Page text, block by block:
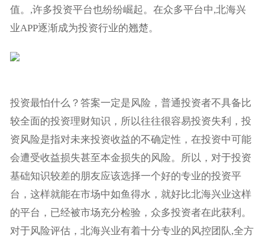
值。,许多投资平台也纷纷崛起。在众多平台中,北海兴
业APP逐渐成为投资行业的翘楚。
投资最怕什么？答案一定是风险，普通投资者不具备比
较全面的投资理财知识，所以往往很容易投资失利，投
资风险是指对未来投资收益的不确定性，在投资中可能
会遭受收益损失甚至本金损失的风险。所以，对于投资
基础知识较差的朋友应该选择一个好的专业的投资平
台，这样就能在市场中如鱼得水，就好比北海兴业这样
的平台，已经被市场充分检验，众多投资者在此获利。
对于风险评估，北海兴业有着十分专业的风控团队,全方